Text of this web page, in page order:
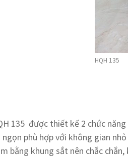
HQH 135
135 được thiết kế 2 chức
phù hợp với không gian
bằng khung sắt nên chắc